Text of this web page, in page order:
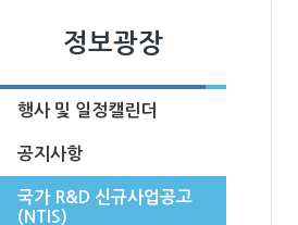
정보광장
행사 및 일정캘린더
공지사항
국가 R&D 신규사업공고
(NTIS)